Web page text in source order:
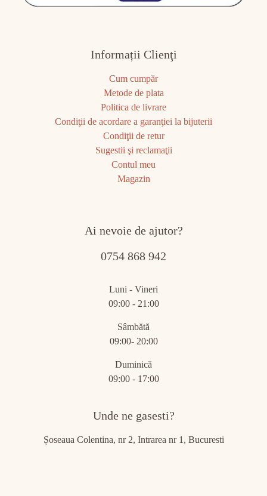
Informații Clienţi
Cum cumpăr
Metode de plata
Politica de livrare
Condiţii de acordare a garanţiei la bijuterii
Condiţii de retur
Sugestii şi reclamaţii
Contul meu
Magazin
Ai nevoie de ajutor?
0754 868 942
Luni - Vineri
09:00 - 21:00
Sâmbătă
09:00- 20:00
Duminică
09:00 - 17:00
Unde ne gasesti?
Șoseaua Colentina, nr 2, Intrarea nr 1, Bucuresti